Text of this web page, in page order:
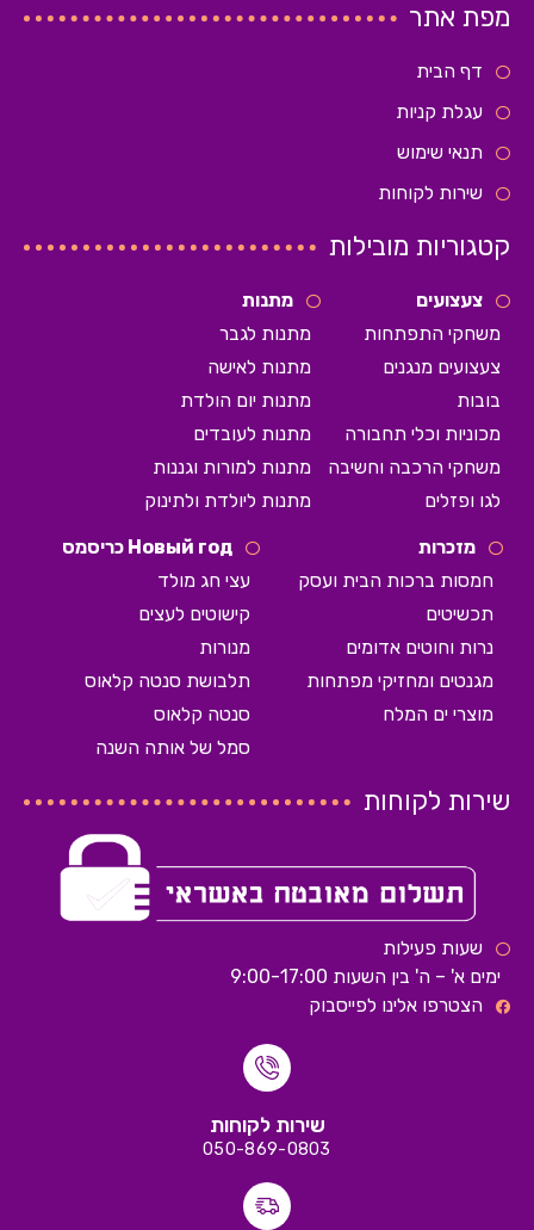
מפת אתר
דף הבית
עגלת קניות
תנאי שימוש
שירות לקוחות
קטגוריות מובילות
צעצועים
משחקי התפתחות
צעצועים מנגנים
בובות
מכוניות וכלי תחבורה
משחקי הרכבה וחשיבה
לגו ופזלים
מתנות
מתנות לגבר
מתנות לאישה
מתנות יום הולדת
מתנות לעובדים
מתנות למורות וגננות
מתנות ליולדת ולתינוק
מזכרות
חמסות ברכות הבית ועסק
תכשיטים
נרות וחוטים אדומים
מגנטים ומחזיקי מפתחות
מוצרי ים המלח
Новый год כריסמס
עצי חג מולד
קישוטים לעצים
מנורות
תלבושת סנטה קלאוס
סנטה קלאוס
סמל של אותה השנה
שירות לקוחות
שעות פעילות
ימים א' – ה' בין השעות 9:00-17:00
הצטרפו אלינו לפייסבוק
שירות לקוחות
050-869-0803